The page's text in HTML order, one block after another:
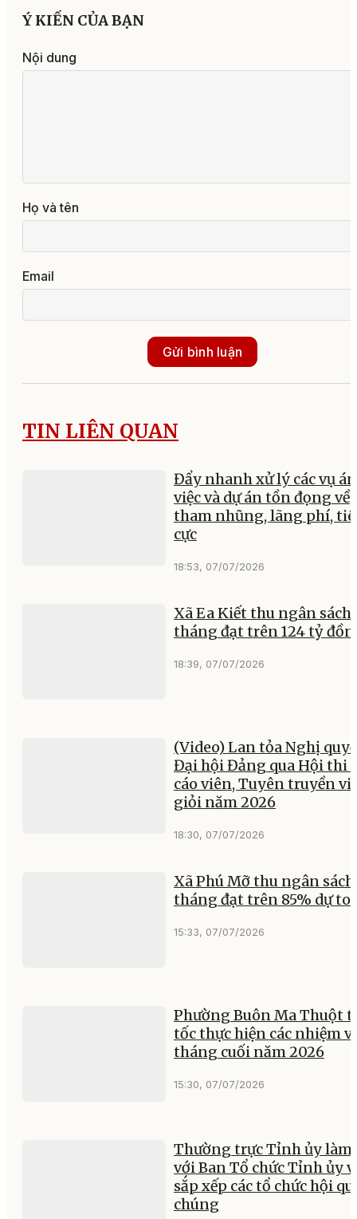
Ý KIẾN CỦA BẠN
Nội dung
Họ và tên
Email
Gửi bình luận
TIN LIÊN QUAN
Đẩy nhanh xử lý các vụ
việc và dự án tồn đọng về
tham nhũng, lãng phí,
cực
18:53, 07/07/2026
Xã Ea Kiết thu ngân sách
tháng đạt trên 124 tỷ
18:39, 07/07/2026
(Video) Lan tỏa Nghị
Đại hội Đảng qua Hội thi
cáo viên, Tuyên truyền
giỏi năm 2026
18:30, 07/07/2026
Xã Phú Mỡ thu ngân sách
tháng đạt trên 85% dự
15:33, 07/07/2026
Phường Buôn Ma Thuột
tốc thực hiện các nhiệm
tháng cuối năm 2026
15:30, 07/07/2026
Thường trực Tỉnh ủy làm
với Ban Tổ chức Tỉnh ủy
sắp xếp các tổ chức hội
chúng